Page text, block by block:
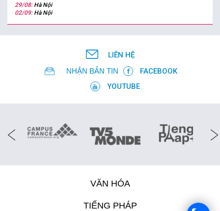
29/08: Hà Nội
02/09: Hà Nội
LIÊN HỆ
NHẬN BẢN TIN
FACEBOOK
YOUTUBE
VĂN HÓA
TIẾNG PHÁP